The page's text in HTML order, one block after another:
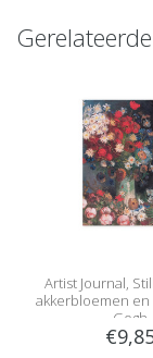
Artist Journal,
akkerbloemen en
Gogh